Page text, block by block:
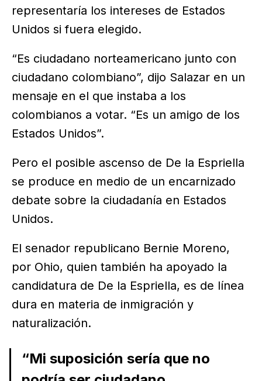
representaría los intereses de Estados
Unidos si fuera elegido.
“Es ciudadano norteamericano junto con
ciudadano colombiano”, dijo Salazar en un
mensaje en el que instaba a los
colombianos a votar. “Es un amigo de los
Estados Unidos”.
Pero el posible ascenso de De la Espriella
se produce en medio de un encarnizado
debate sobre la ciudadanía en Estados
Unidos.
El senador republicano Bernie Moreno,
por Ohio, quien también ha apoyado la
candidatura de De la Espriella, es de línea
dura en materia de inmigración y
naturalización.
“Mi suposición sería que no